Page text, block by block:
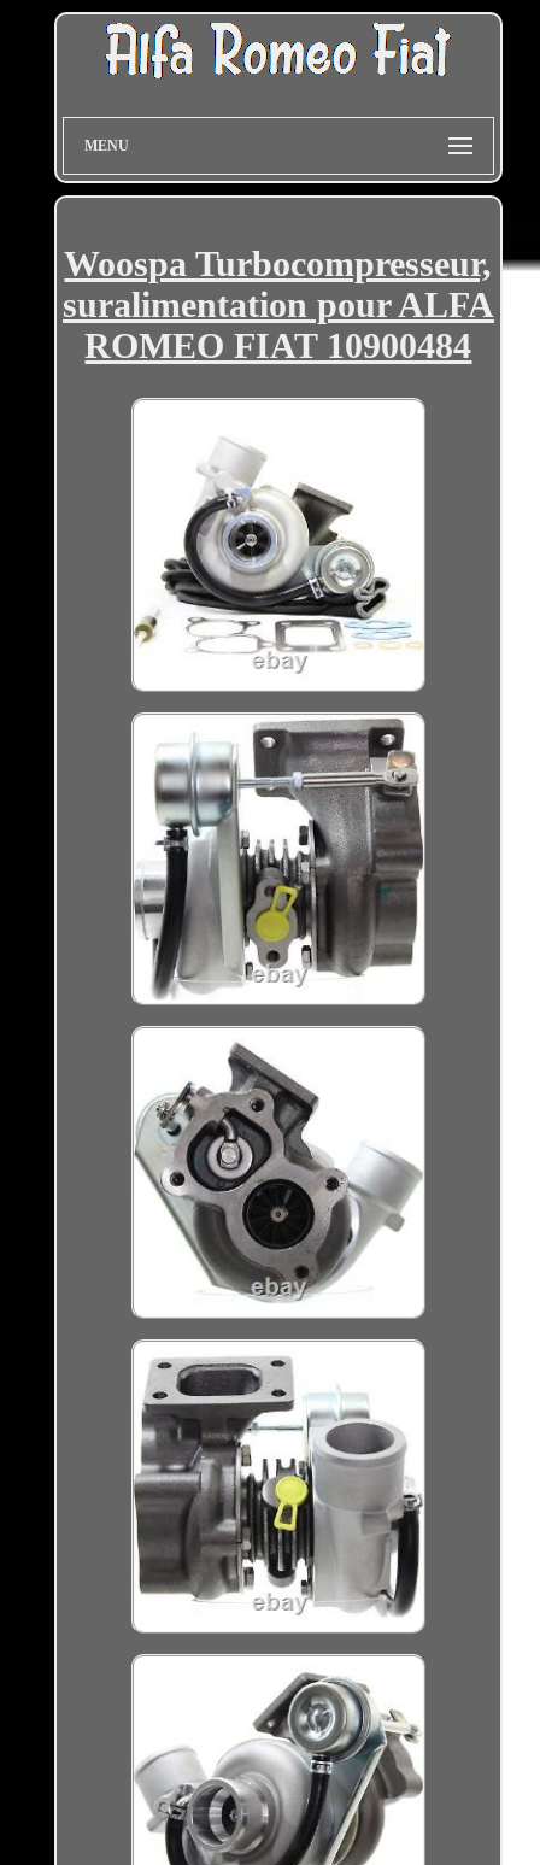
MENU
Woospa Turbocompresseur,
suralimentation pour ALFA
ROMEO FIAT 10900484